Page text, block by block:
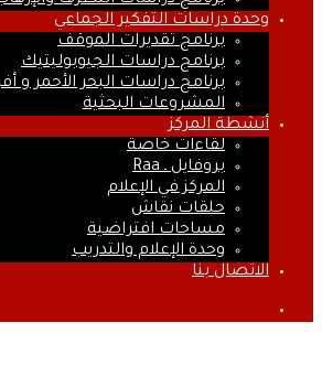
وحدة دراسات التفكير الجماعي
برنامج تقديرات الموقف
برنامج دراسات الجيوبوليتيك
برنامج دراسات البحر الأحمر و
المشروعات البحثية
أنشطة المركز
لقاءات خاصة
بروفايل ـ Raa
المركز في الإعلام
حلقات نقاش
مساحات افتراضية
وحدة الإعلام والتدريب
الاتصال بنا